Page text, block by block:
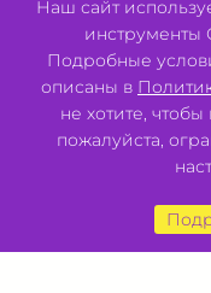
TEMPESTA BLUE
Наш сайт
Подробные
описаны в
не хотите,
пожалуйста,